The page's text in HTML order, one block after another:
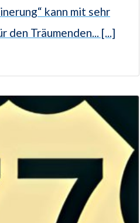
kann mit sehr
den Träumenden... [...]